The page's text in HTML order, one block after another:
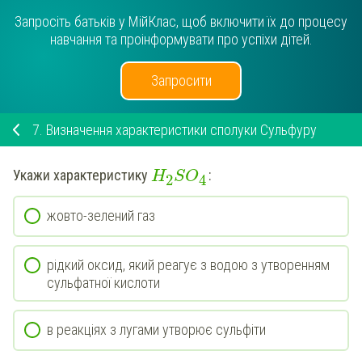
Запросіть батьків у МійКлас, щоб включити їх до процесу
навчання та проінформувати про успіхи дітей.
Запросити
7. Визначення характеристики сполуки Сульфуру
Укажи характеристику H2SO4:
жовто-зелений газ
рідкий оксид, який реагує з водою з утворенням
сульфатної кислоти
в реакціях з лугами утворює сульфіти